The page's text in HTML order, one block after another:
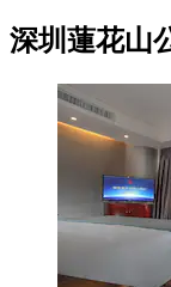
深圳蓮花山